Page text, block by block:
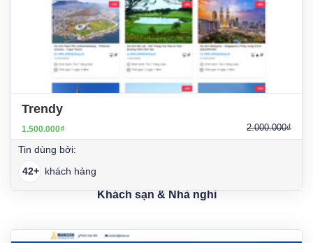
Trendy
1.500.000₫ 2.000.000₫
Tin dùng bởi:
42+ khách hàng
Khách sạn & Nhà nghỉ